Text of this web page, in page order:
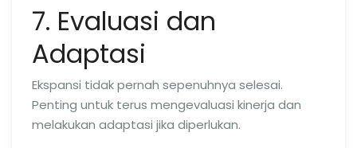
7. Evaluasi dan
Adaptasi
Ekspansi tidak pernah sepenuhnya selesai.
Penting untuk terus mengevaluasi kinerja dan
melakukan adaptasi jika diperlukan.